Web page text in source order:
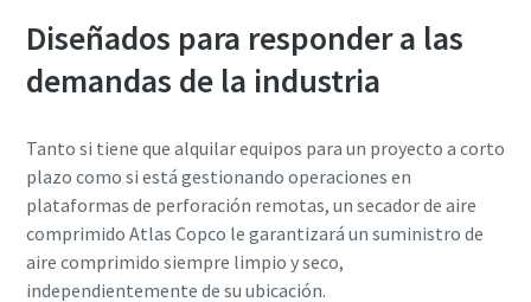
Diseñados para responder a las
demandas de la industria
Tanto si tiene que alquilar equipos para un proyecto a corto
plazo como si está gestionando operaciones en
plataformas de perforación remotas, un secador de aire
comprimido Atlas Copco le garantizará un suministro de
aire comprimido siempre limpio y seco,
independientemente de su ubicación.